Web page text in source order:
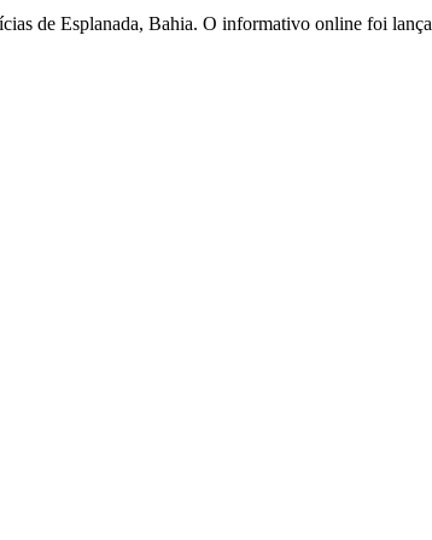
de Esplanada, Bahia. O informativo online foi